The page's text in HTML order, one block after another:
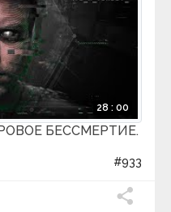
28 : 00
БЕССМЕРТИЕ.
#933